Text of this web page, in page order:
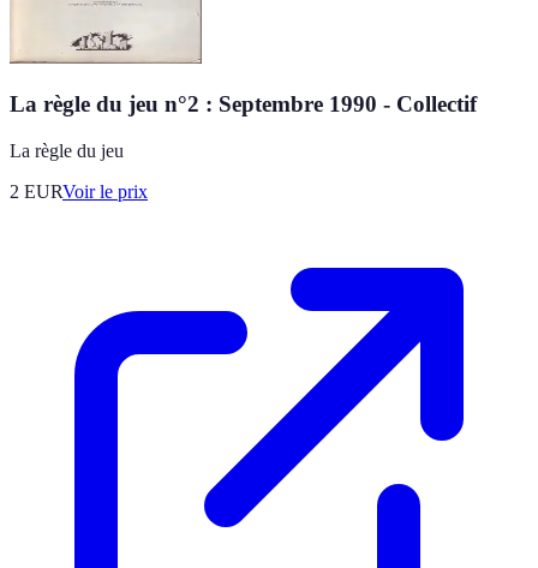
La règle du jeu n°2 : Septembre 1990 - Collectif
La règle du jeu
2 EURVoir le prix